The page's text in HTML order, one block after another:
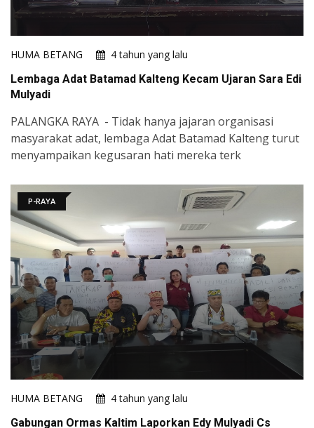
HUMA BETANG
4 tahun yang lalu
Lembaga Adat Batamad Kalteng Kecam Ujaran Sara Edi
Mulyadi
PALANGKA RAYA - Tidak hanya jajaran organisasi
masyarakat adat, lembaga Adat Batamad Kalteng turut
menyampaikan kegusaran hati mereka terk
P-RAYA
HUMA BETANG
4 tahun yang lalu
Gabungan Ormas Kaltim Laporkan Edy Mulyadi Cs